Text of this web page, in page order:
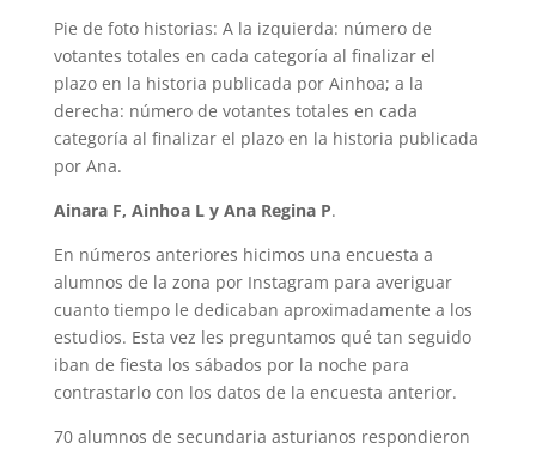
Pie de foto historias: A la izquierda: número de
votantes totales en cada categoría al finalizar el
plazo en la historia publicada por Ainhoa; a la
derecha: número de votantes totales en cada
categoría al finalizar el plazo en la historia publicada
por Ana.
Ainara F, Ainhoa L y Ana Regina P.
En números anteriores hicimos una encuesta a
alumnos de la zona por Instagram para averiguar
cuanto tiempo le dedicaban aproximadamente a los
estudios. Esta vez les preguntamos qué tan seguido
iban de fiesta los sábados por la noche para
contrastarlo con los datos de la encuesta anterior.
70 alumnos de secundaria asturianos respondieron